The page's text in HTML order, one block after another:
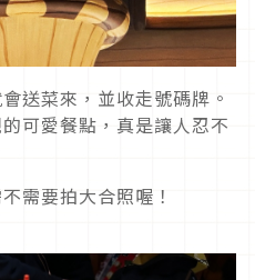
送菜來，並收走號碼牌。
可愛餐點，真是讓人忍不
需要拍大合照喔！